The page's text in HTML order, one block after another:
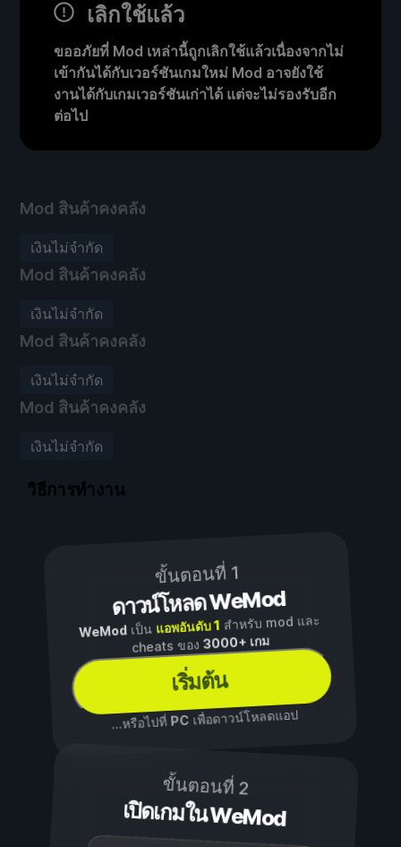
เลิกใช้แล้ว
ขออภัยที่ Mod เหล่านี้ถูกเลิกใช้แล้วเนื่องจากไม่
เข้ากันได้กับเวอร์ชันเกมใหม่ Mod อาจยังใช้
งานได้กับเกมเวอร์ชันเก่าได้ แต่จะไม่รองรับอีก
ต่อไป
Mod สินค้าคงคลัง
เงินไม่จำกัด
Mod สินค้าคงคลัง
เงินไม่จำกัด
Mod สินค้าคงคลัง
เงินไม่จำกัด
Mod สินค้าคงคลัง
เงินไม่จำกัด
วิธีการทำงาน
ขั้นตอนที่ 1
ดาวน์โหลด WeMod
WeModเป็น แอพอันดับ 1 สำหรับ mod และ
cheats ของ3000+ เกม
เริ่มต้น
...หรือไปที่ PCเพื่อดาวน์โหลดแอป
ขั้นตอนที่ 2
เปิดเกมใน WeMod